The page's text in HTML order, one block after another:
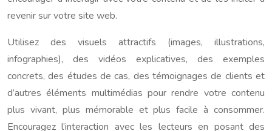
revenir sur votre site web.
Utilisez des visuels attractifs (images, illustrations,
infographies), des vidéos explicatives, des exemples
concrets, des études de cas, des témoignages de clients et
d’autres éléments multimédias pour rendre votre contenu
plus vivant, plus mémorable et plus facile à consommer.
Encouragez l’interaction avec les lecteurs en posant des